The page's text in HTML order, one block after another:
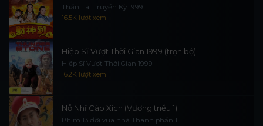
Thần Tài Truyền Kỳ 1999
16.5K lượt xem
Hiệp Sĩ Vượt Thời Gian 1999 (trọn bộ)
Hiệp Sĩ Vượt Thời Gian 1999
16.2K lượt xem
Nỗ Nhĩ Cáp Xích (Vương triều 1)
Phim 13 đời vua nhà Thanh phần 1